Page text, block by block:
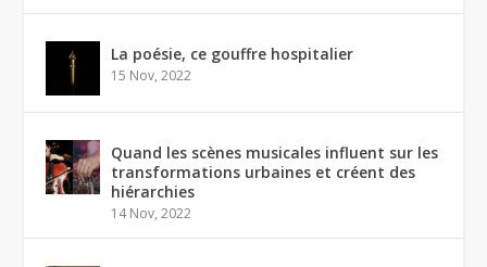
La poésie, ce gouffre hospitalier
15 Nov, 2022
Quand les scènes musicales influent sur les
transformations urbaines et créent des
hiérarchies
14 Nov, 2022